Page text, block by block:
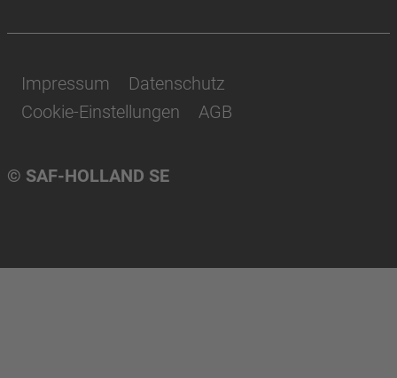
© SAF-HOLLAND SE
Impressum
Datenschutz
Cookie-Einstellungen
AGB